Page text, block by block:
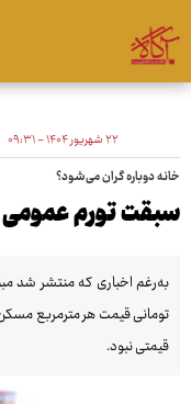
۲۲ شهریور ۱۴۰۴ - ۰۹:۳۱
خانه دوباره گران می‌شود؟
سبقت تورم
تومانی قیمت هر مترمربع
قیمتی نبود.